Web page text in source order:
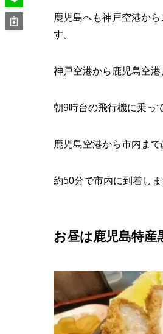
鹿児島へも神戸空港か
す。
神戸空港から鹿児島空港
朝9時台の飛行機に乗っ
鹿児島空港から市内まで
約50分で市内に到着しま
お昼は鹿児島特産